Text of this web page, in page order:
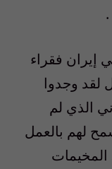
إيران فقراء
لقد وجدوا
الذي لم
لهم بالعمل
المخيمات